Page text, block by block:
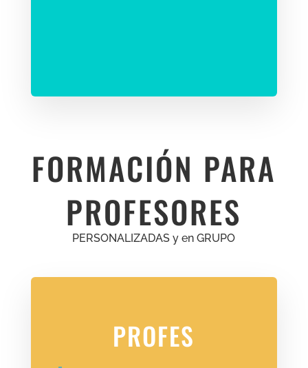
FORMACIÓN PARA
PROFESORES
PERSONALIZADAS y en GRUPO
PROFES